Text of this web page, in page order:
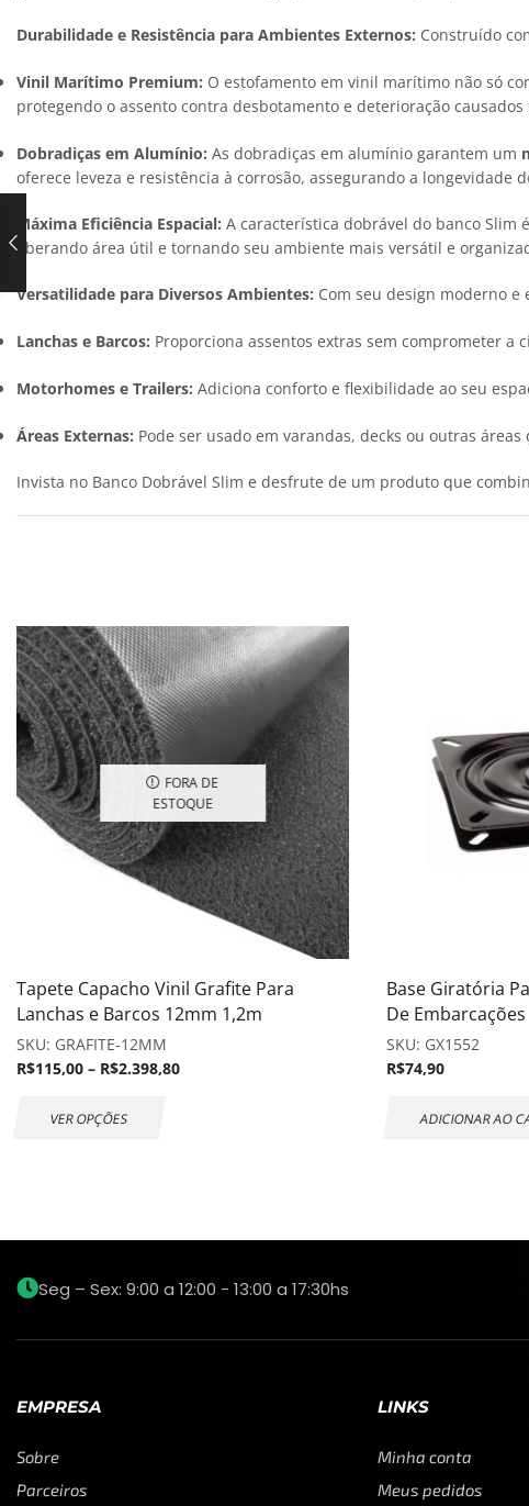
Durabilidade e Resistência para Ambientes Externos: Construído
Vinil Marítimo Premium: O estofamento em vinil marítimo não só
protegendo o assento contra desbotamento e deterioração
Dobradiças em Alumínio: As dobradiças em alumínio garantem um
oferece leveza e resistência à corrosão, assegurando a longevidade
Máxima Eficiência Espacial: A característica dobrável do banco Slim
liberando área útil e tornando seu ambiente mais versátil e
Versatilidade para Diversos Ambientes: Com seu design moderno
Lanchas e Barcos: Proporciona assentos extras sem comprometer a
Motorhomes e Trailers: Adiciona conforto e flexibilidade ao seu
Áreas Externas: Pode ser usado em varandas, decks ou outras
Invista no Banco Dobrável Slim e desfrute de um produto que
FORA DE
ESTOQUE
Tapete Capacho Vinil Grafite Para
Lanchas e Barcos 12mm 1,2m
SKU: GRAFITE-12MM
R$115,00 – R$2.398,80
VER OPÇÕES
Base Giratória
De Embarcações
SKU: GX1552
R$74,90
ADICIONAR AO
Seg – Sex: 9:00 a 12:00 - 13:00 a 17:30hs
EMPRESA
Sobre
Parceiros
LINKS
Minha conta
Meus pedidos